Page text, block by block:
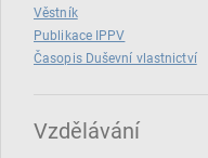
Věstník
Publikace IPPV
Časopis Duševní vlastnictví
Vzdělávání